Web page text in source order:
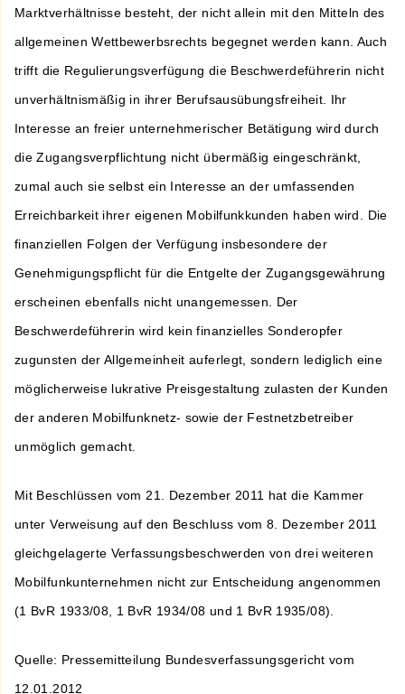
Marktverhältnisse besteht, der nicht allein mit den Mitteln des
allgemeinen Wettbewerbsrechts begegnet werden kann. Auch
trifft die Regulierungsverfügung die Beschwerdeführerin nicht
unverhältnismäßig in ihrer Berufsausübungsfreiheit. Ihr
Interesse an freier unternehmerischer Betätigung wird durch
die Zugangsverpflichtung nicht übermäßig eingeschränkt,
zumal auch sie selbst ein Interesse an der umfassenden
Erreichbarkeit ihrer eigenen Mobilfunkkunden haben wird. Die
finanziellen Folgen der Verfügung insbesondere der
Genehmigungspflicht für die Entgelte der Zugangsgewährung
erscheinen ebenfalls nicht unangemessen. Der
Beschwerdeführerin wird kein finanzielles Sonderopfer
zugunsten der Allgemeinheit auferlegt, sondern lediglich eine
möglicherweise lukrative Preisgestaltung zulasten der Kunden
der anderen Mobilfunknetz- sowie der Festnetzbetreiber
unmöglich gemacht.
Mit Beschlüssen vom 21. Dezember 2011 hat die Kammer
unter Verweisung auf den Beschluss vom 8. Dezember 2011
gleichgelagerte Verfassungsbeschwerden von drei weiteren
Mobilfunkunternehmen nicht zur Entscheidung angenommen
(1 BvR 1933/08, 1 BvR 1934/08 und 1 BvR 1935/08).
Quelle: Pressemitteilung Bundesverfassungsgericht vom
12.01.2012